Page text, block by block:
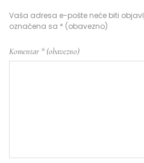
Vaša adresa e-pošte neće biti
označena sa * (obavezno)
Komentar * (obavezno)